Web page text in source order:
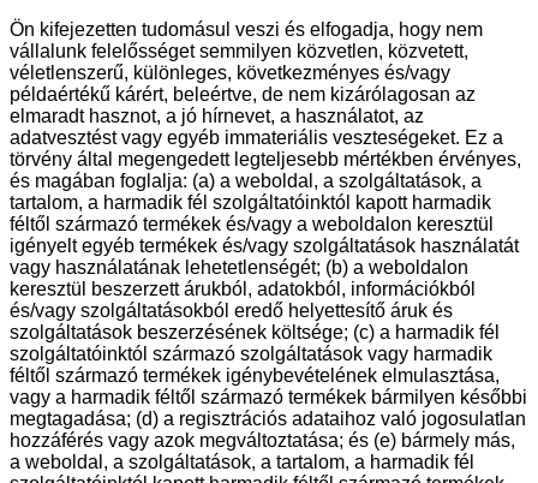
Ön kifejezetten tudomásul veszi és elfogadja, hogy nem
vállalunk felelősséget semmilyen közvetlen, közvetett,
véletlenszerű, különleges, következményes és/vagy
példaértékű kárért, beleértve, de nem kizárólagosan az
elmaradt hasznot, a jó hírnevet, a használatot, az
adatvesztést vagy egyéb immateriális veszteségeket. Ez a
törvény által megengedett legteljesebb mértékben érvényes,
és magában foglalja: (a) a weboldal, a szolgáltatások, a
tartalom, a harmadik fél szolgáltatóinktól kapott harmadik
féltől származó termékek és/vagy a weboldalon keresztül
igényelt egyéb termékek és/vagy szolgáltatások használatát
vagy használatának lehetetlenségét; (b) a weboldalon
keresztül beszerzett árukból, adatokból, információkból
és/vagy szolgáltatásokból eredő helyettesítő áruk és
szolgáltatások beszerzésének költsége; (c) a harmadik fél
szolgáltatóinktól származó szolgáltatások vagy harmadik
féltől származó termékek igénybevételének elmulasztása,
vagy a harmadik féltől származó termékek bármilyen későbbi
megtagadása; (d) a regisztrációs adataihoz való jogosulatlan
hozzáférés vagy azok megváltoztatása; és (e) bármely más,
a weboldal, a szolgáltatások, a tartalom, a harmadik fél